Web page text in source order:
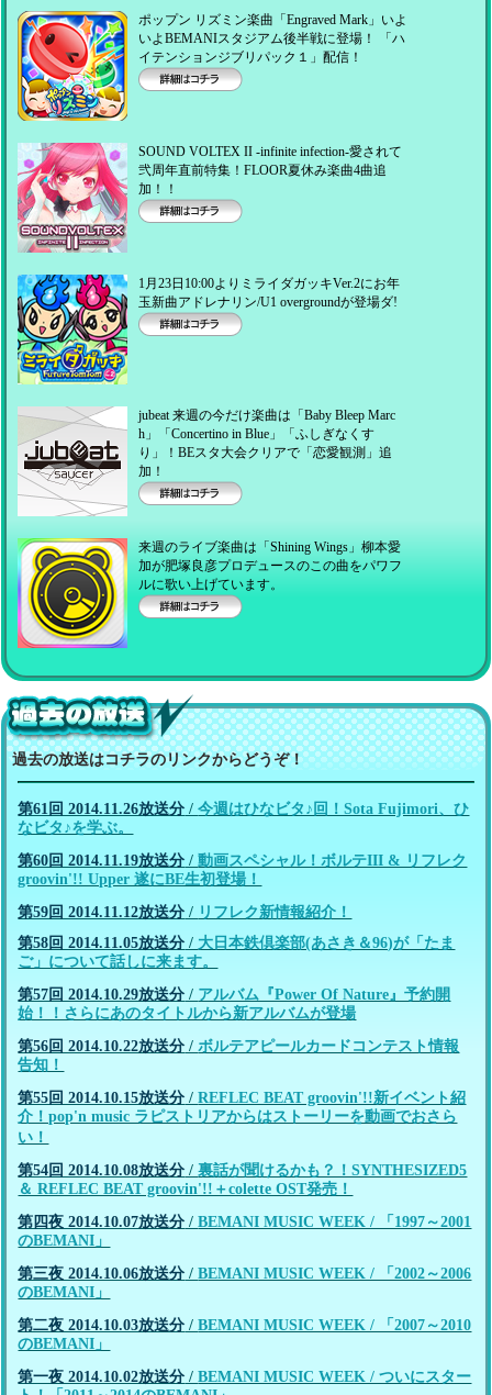
ポップン リズミン楽曲「Engraved Mark」いよ
いよBEMANIスタジアム後半戦に登場！ 「ハ
イテンションジブリパック１」配信！
SOUND VOLTEX II -infinite infection-愛されて
弐周年直前特集！FLOOR夏休み楽曲4曲追
加！！
1月23日10:00よりミライダガッキVer.2にお年
玉新曲アドレナリン/U1 overgroundが登場ダ!
jubeat 来週の今だけ楽曲は「Baby Bleep Marc
h」「Concertino in Blue」「ふしぎなくす
り」！BEスタ大会クリアで「恋愛観測」追
加！
来週のライブ楽曲は「Shining Wings」柳本愛
加が肥塚良彦プロデュースのこの曲をパワフ
ルに歌い上げています。
過去の放送！
過去の放送はコチラのリンクからどうぞ！
第61回 2014.11.26放送分 /今週はひなビタ♪回！Sota Fujimori、ひ
なビタ♪を学ぶ。
第60回 2014.11.19放送分 /動画スペシャル！ボルテIII & リフレク
groovin'!! Upper 遂にBE生初登場！
第59回 2014.11.12放送分 / リフレク新情報紹介！
第58回 2014.11.05放送分 / 大日本鉄倶楽部(あさき＆96)が「たま
ご」について話しに来ます。
第57回 2014.10.29放送分 / アルバム『Power Of Nature』予約開
始！！さらにあのタイトルから新アルバムが登場
第56回 2014.10.22放送分 / ボルテアピールカードコンテスト情報
告知！
第55回 2014.10.15放送分 /REFLEC BEAT groovin'!!新イベント紹
介！pop'n music ラピストリアからはストーリーを動画でおさら
い！
第54回 2014.10.08放送分 /裏話が聞けるかも？！SYNTHESIZED5
＆ REFLEC BEAT groovin'!!＋colette OST発売！
第四夜 2014.10.07放送分 /BEMANI MUSIC WEEK / 「1997～2001
のBEMANI」
第三夜 2014.10.06放送分 /BEMANI MUSIC WEEK / 「2002～2006
のBEMANI」
第二夜 2014.10.03放送分 /BEMANI MUSIC WEEK / 「2007～2010
のBEMANI」
第一夜 2014.10.02放送分 /BEMANI MUSIC WEEK / ついにスター